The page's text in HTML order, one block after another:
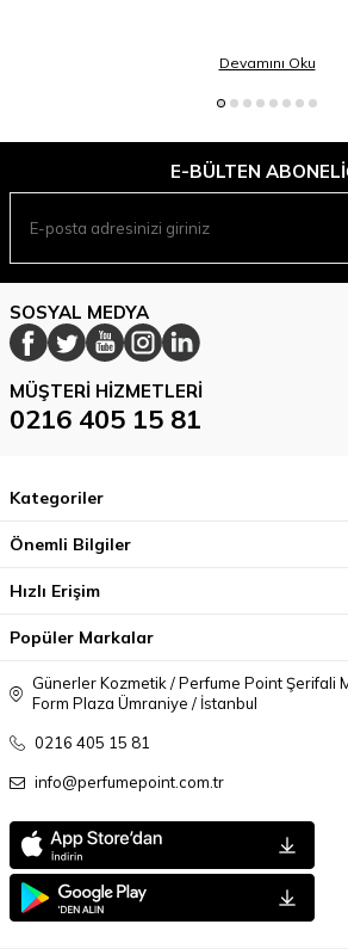
Devamını Oku
E-BÜLTEN
SOSYAL MEDYA
MÜŞTERI HIZMETLERI
0216 405 15 81
Kategoriler
Önemli Bilgiler
Hızlı Erişim
Popüler Markalar
Günerler Kozmetik / Perfume Point Şerifali
Form Plaza Ümraniye / İstanbul
0216 405 15 81
info@perfumepoint.com.tr